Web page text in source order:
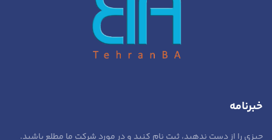
خبرنامه
چیزی را از دست ندهید، ثبت نام کنید و در مورد شرکت ما مطلع باشید.